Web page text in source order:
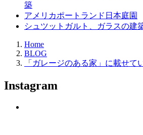
築
アメリカポートランド日本庭園
シュツットガルト、ガラスの建
Home
BLOG
「ガレージのある家」に載せて
Instagram